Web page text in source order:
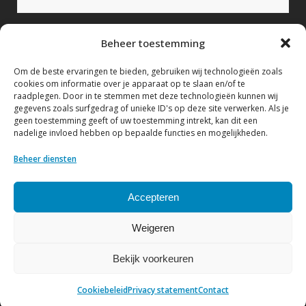
Beheer toestemming
Om de beste ervaringen te bieden, gebruiken wij technologieën zoals
cookies om informatie over je apparaat op te slaan en/of te
raadplegen. Door in te stemmen met deze technologieën kunnen wij
gegevens zoals surfgedrag of unieke ID's op deze site verwerken. Als je
geen toestemming geeft of uw toestemming intrekt, kan dit een
nadelige invloed hebben op bepaalde functies en mogelijkheden.
Beheer diensten
Accepteren
Weigeren
Bekijk voorkeuren
CookiebeleidPrivacy statementContact
Ik geef hierbij toestemming om mijn gegevens te
verwerken conform het Privacy statement.
Privacy statement